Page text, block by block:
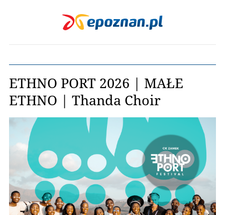
ETHNO PORT 2026 | MAŁE
ETHNO | Thanda Choir